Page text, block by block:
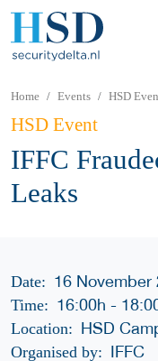
Home Events HSD
HSD Event
IFFC
Leaks
Date: 16 November
Time: 16:00h-
Location: HSD
Organised by: IFFC